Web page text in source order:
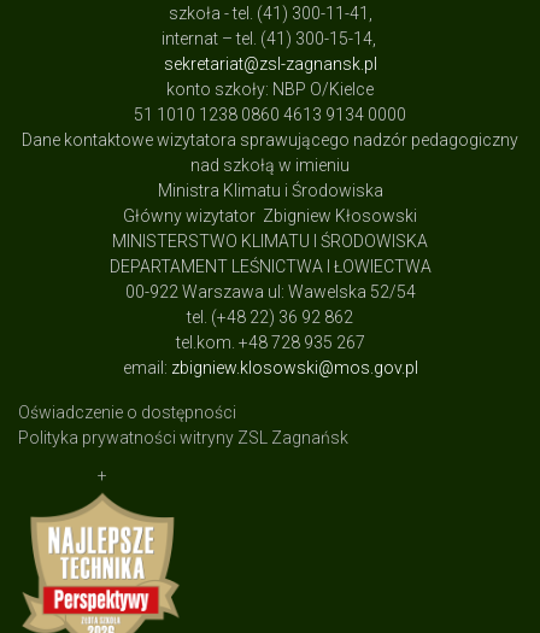
szkoła - tel. (41) 300-11-41,
internat – tel. (41) 300-15-14,
sekretariat@zsl-zagnansk.pl
konto szkoły: NBP O/Kielce
51 1010 1238 0860 4613 9134 0000
Dane kontaktowe wizytatora sprawującego nadzór pedagogiczny
nad szkołą w imieniu
Ministra Klimatu i Środowiska
Główny wizytator Zbigniew Kłosowski
MINISTERSTWO KLIMATU I ŚRODOWISKA
DEPARTAMENT LEŚNICTWA I ŁOWIECTWA
00-922 Warszawa ul: Wawelska 52/54
tel. (+48 22) 36 92 862
tel.kom. +48 728 935 267
email: zbigniew.klosowski@mos.gov.pl
Oświadczenie o dostępności
Polityka prywatności witryny ZSL Zagnańsk
+